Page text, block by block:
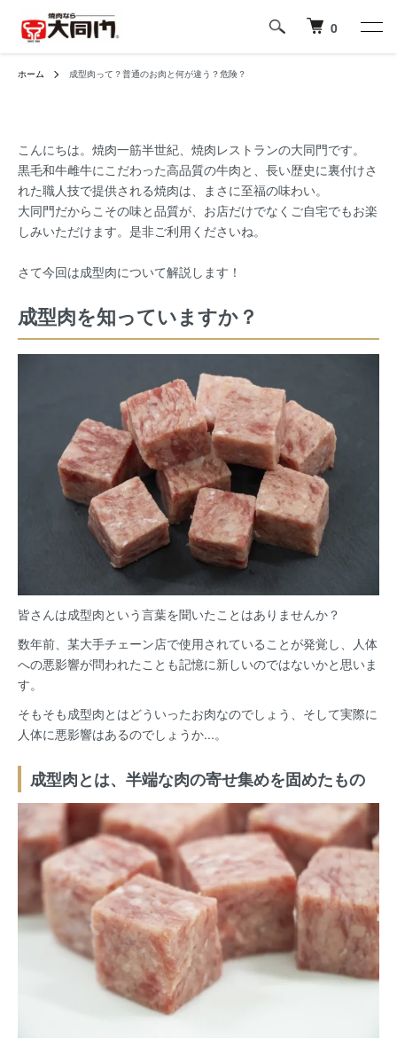
0
ホーム 成型肉って？普通のお肉と何が違う？危険？
こんにちは。焼肉一筋半世紀、焼肉レストランの大同門です。
黒毛和牛雌牛にこだわった高品質の牛肉と、長い歴史に裏付けさ
れた職人技で提供される焼肉は、まさに至福の味わい。
大同門だからこその味と品質が、お店だけでなくご自宅でもお楽
しみいただけます。是非ご利用くださいね。
さて今回は成型肉について解説します！
成型肉を知っていますか？
皆さんは成型肉という言葉を聞いたことはありませんか？
数年前、某大手チェーン店で使用されていることが発覚し、人体
への悪影響が問われたことも記憶に新しいのではないかと思いま
す。
そもそも成型肉とはどういったお肉なのでしょう、そして実際に
人体に悪影響はあるのでしょうか...。
成型肉とは、半端な肉の寄せ集めを固めたもの